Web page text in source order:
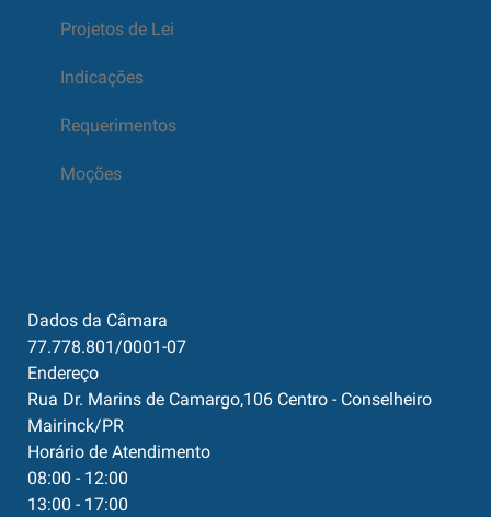
Projetos de Lei
Indicações
Requerimentos
Moções
Dados da Câmara
77.778.801/0001-07
Endereço
Rua Dr. Marins de Camargo,106 Centro - Conselheiro
Mairinck/PR
Horário de Atendimento
08:00 - 12:00
13:00 - 17:00